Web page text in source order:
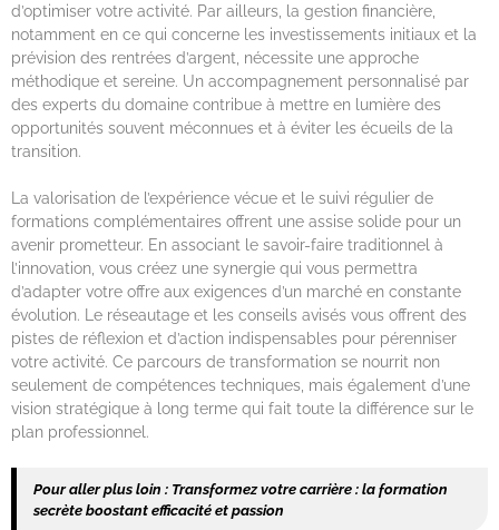
d’optimiser votre activité. Par ailleurs, la gestion financière,
notamment en ce qui concerne les investissements initiaux et la
prévision des rentrées d’argent, nécessite une approche
méthodique et sereine. Un accompagnement personnalisé par
des experts du domaine contribue à mettre en lumière des
opportunités souvent méconnues et à éviter les écueils de la
transition.
La valorisation de l’expérience vécue et le suivi régulier de
formations complémentaires offrent une assise solide pour un
avenir prometteur. En associant le savoir-faire traditionnel à
l’innovation, vous créez une synergie qui vous permettra
d’adapter votre offre aux exigences d’un marché en constante
évolution. Le réseautage et les conseils avisés vous offrent des
pistes de réflexion et d’action indispensables pour pérenniser
votre activité. Ce parcours de transformation se nourrit non
seulement de compétences techniques, mais également d’une
vision stratégique à long terme qui fait toute la différence sur le
plan professionnel.
Pour aller plus loin : Transformez votre carrière : la formation
secrète boostant efficacité et passion